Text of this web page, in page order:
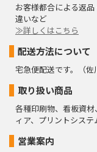
お客様都合による返
違いなど
≫詳しくはこちら
配送方法について
宅急便配送です。（佐
取り扱い商品
各種印刷物、看板資
ィア、プリントシス
営業案内